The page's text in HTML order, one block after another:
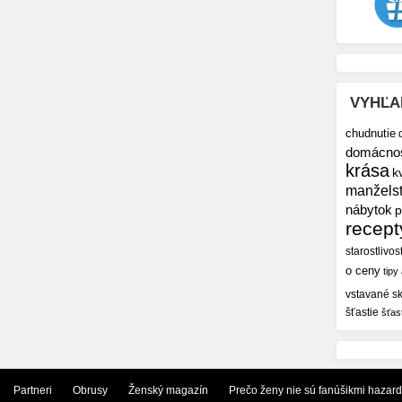
chudnutie
krása
nábytok
o ceny tipy
vstavané
šťastie
Partneri Obrusy Ženský magazín Prečo ženy nie sú fanúšikmi